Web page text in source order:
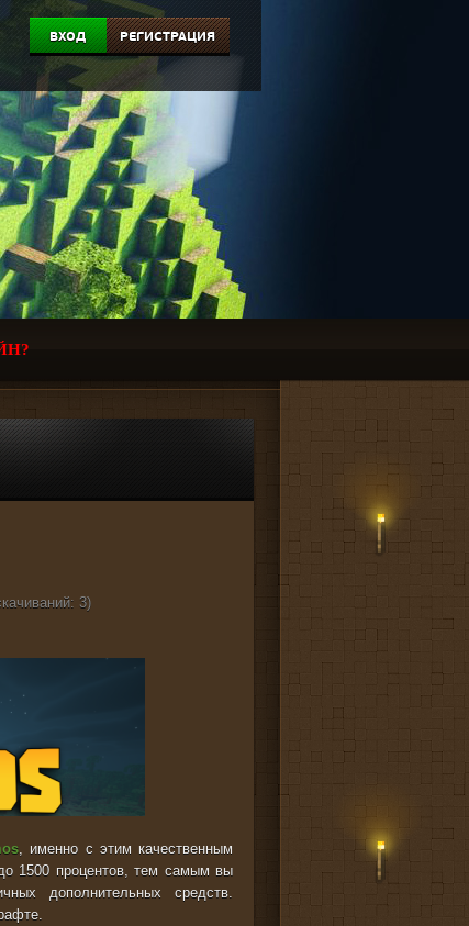
ВХОД РЕГИСТРАЦИЯ
3)
, именно с этим качественным
1500 процентов, тем самым вы
дополнительных средств.